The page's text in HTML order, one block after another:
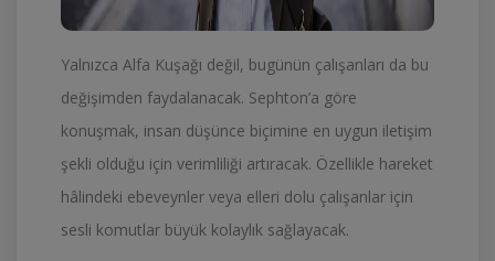
Yalnızca Alfa Kuşağı değil, bugünün çalışanları da bu
değişimden faydalanacak. Sephton’a göre
konuşmak, insan düşünce biçimine en uygun iletişim
şekli olduğu için verimliliği artıracak. Özellikle hareket
hâlindeki ebeveynler veya elleri dolu çalışanlar için
sesli komutlar büyük kolaylık sağlayacak.